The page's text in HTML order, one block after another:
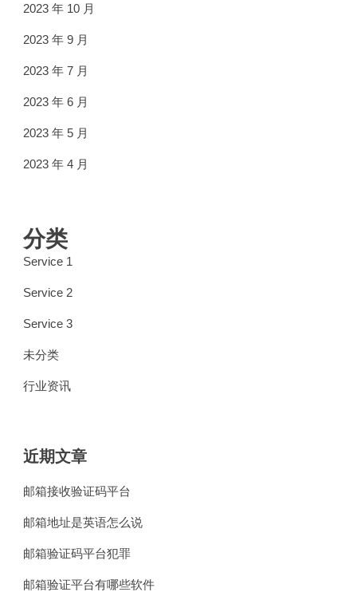
2023 年 10 月
2023 年 9 月
2023 年 7 月
2023 年 6 月
2023 年 5 月
2023 年 4 月
分类
Service 1
Service 2
Service 3
未分类
行业资讯
近期文章
邮箱接收验证码平台
邮箱地址是英语怎么说
邮箱验证码平台犯罪
邮箱验证平台有哪些软件